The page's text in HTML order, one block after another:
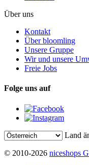
Über uns
Kontakt
Über bloomling
Unsere Gruppe
Wir und unsere
Freie Jobs
Folge uns auf
Land
© 2010-2026 niceshops